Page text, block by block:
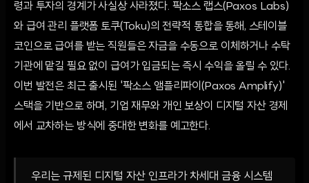
령과 투자의 경계가 사실상 사라졌다. 팍소스 랩스(Paxos Labs)
와 급여 관리 플랫폼 토쿠(Toku)의 전략적 통합을 통해, 스테이블
코인으로 급여를 받는 직원들은 자금을 수동으로 이체하거나 수탁
기관에 맡길 필요 없이 급여가 입금되는 즉시 수익을 올릴 수 있다.
이번 발전은 최근 출시된 '팍소스 앰플리파이(Paxos Amplify)'
스택을 기반으로 하며, 기업 재무와 개인 보상이 디지털 자산 경제
에서 교차하는 방식에 중대한 변화를 예고한다.
우리는 규제된 디지털 자산 인프라가 차세대 금융 시스템